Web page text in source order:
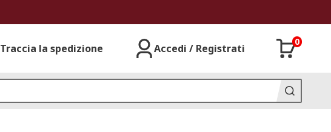
Traccia la spedizione Accedi / Registrati
0